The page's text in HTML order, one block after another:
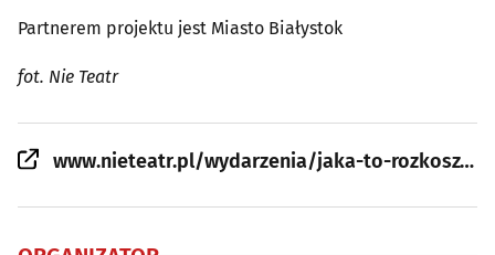
Partnerem projektu jest Miasto Białystok
fot. Nie Teatr
www.nieteatr.pl/wydarzenia/jaka-to-rozkosz-pisac-do-ciebie-list---anna-romantowska-wojciech-wysocki-piotr-kajetan-matczuk-spektakl